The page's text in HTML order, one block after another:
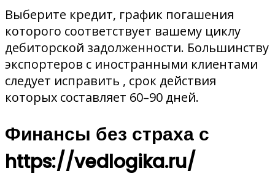
Выберите кредит, график погашения
которого соответствует вашему циклу
дебиторской задолженности. Большинству
экспортеров с иностранными клиентами
следует исправить , срок действия
которых составляет 60–90 дней.
Финансы без страха с
https://vedlogika.ru/